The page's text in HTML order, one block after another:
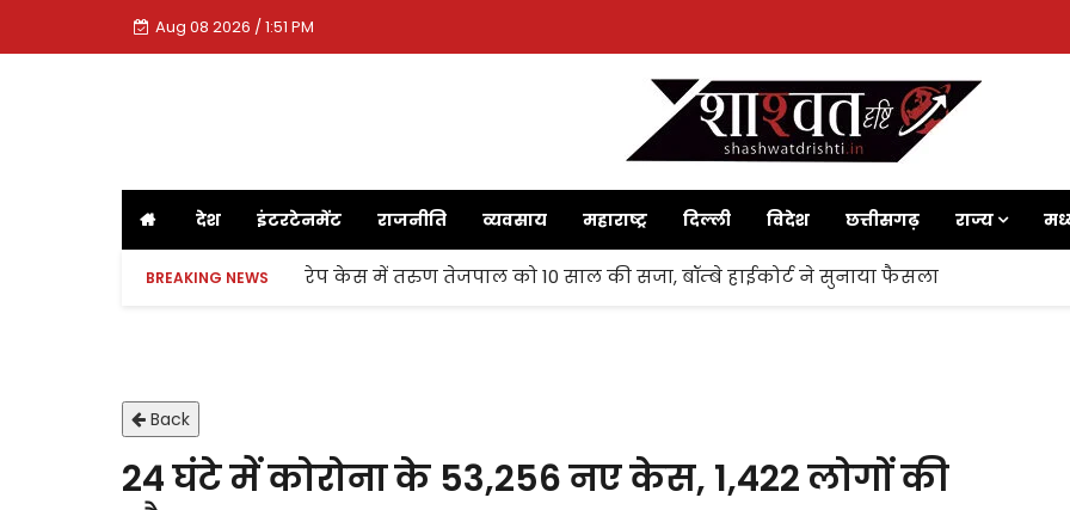
Aug 08 2026 / 1:51 PM
देश इंटरटेनमेंट राजनीति व्यवसाय महाराष्ट्र दिल्ली विदेश छत्तीसगढ़ राज्य
BREAKING NEWS रेप केस में तरुण तेजपाल को 10 साल की सजा, बॉम्बे हाईकोर्ट ने सुनाया फैसला
Back
24 घंटे में कोरोना के 53,256 नए केस, 1,422 लोगों की